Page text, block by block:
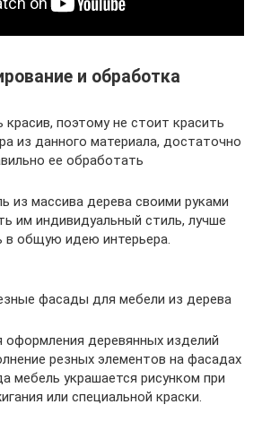
и обработка
красив, поэтому не стоит красить
из данного материала, достаточно
ее обработать
из массива дерева своими руками
им индивидуальный стиль, лучше
в общую идею интерьера.
фасады для мебели из дерева
оформления деревянных изделий
резных элементов на фасадах
мебель украшается рисунком при
или специальной краски.